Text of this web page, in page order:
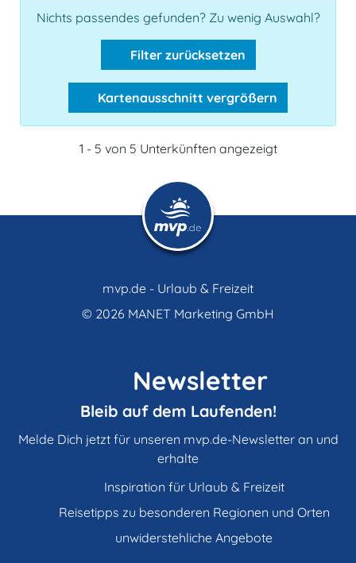
Nichts passendes gefunden? Zu wenig Auswahl?
Filter zurücksetzen
Kartenausschnitt vergrößern
1 - 5 von 5 Unterkünften angezeigt
mvp.de - Urlaub & Freizeit
© 2026 MANET Marketing GmbH
Newsletter
Bleib auf dem Laufenden!
Melde Dich jetzt für unseren mvp.de-Newsletter an und
erhalte
Inspiration für Urlaub & Freizeit
Reisetipps zu besonderen Regionen und Orten
unwiderstehliche Angebote